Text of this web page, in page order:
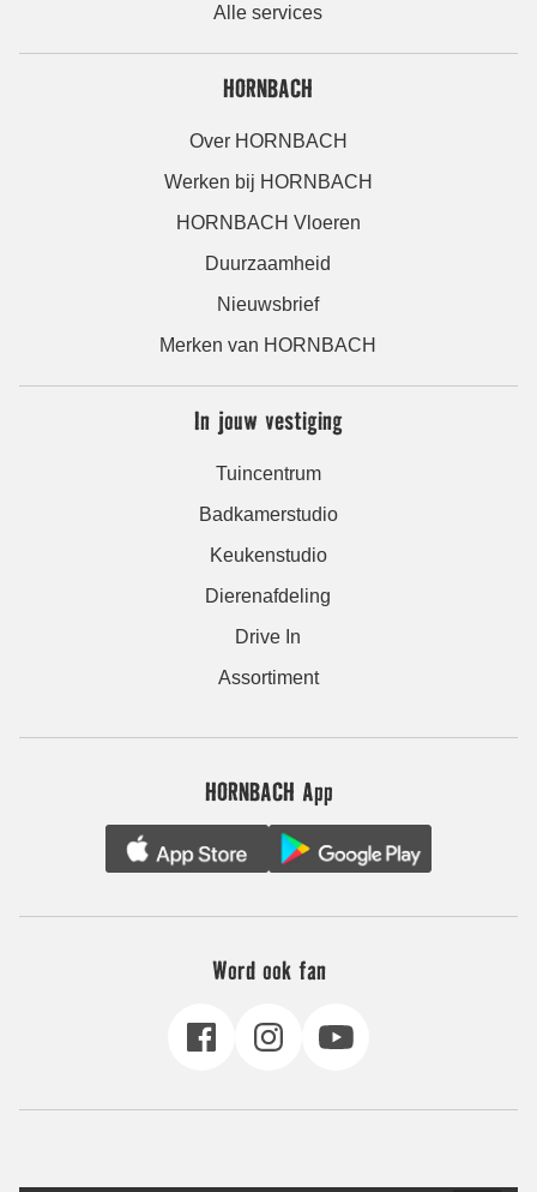
Alle services
HORNBACH
Over HORNBACH
Werken bij HORNBACH
HORNBACH Vloeren
Duurzaamheid
Nieuwsbrief
Merken van HORNBACH
In jouw vestiging
Tuincentrum
Badkamerstudio
Keukenstudio
Dierenafdeling
Drive In
Assortiment
HORNBACH App
Word ook fan